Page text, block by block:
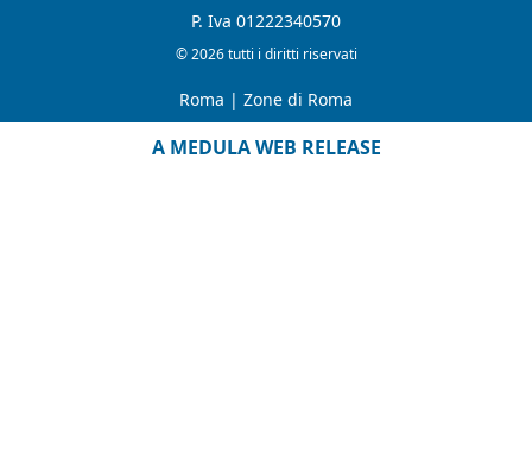
P. Iva 01222340570
© 2026 tutti i diritti riservati
Roma | Zone di Roma
A MEDULA WEB RELEASE